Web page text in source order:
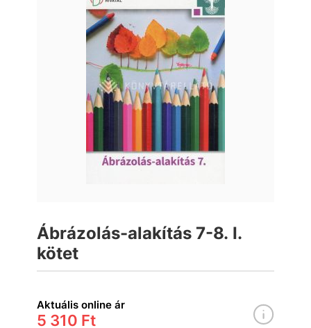
Ábrázolás-alakítás 7-8. I.
kötet
Aktuális online ár
5 310 Ft